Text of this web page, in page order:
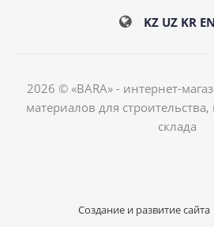
KZ UZ KR EN
2026 © «BARA» - интернет-
материалов для
склада
Создание и развитие сайта